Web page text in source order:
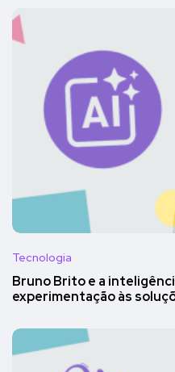
Tecnologia
Bruno Brito e a
experimentação às